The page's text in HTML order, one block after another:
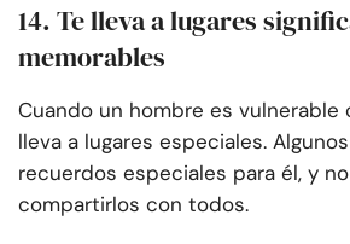
14. Te lleva a lugares
memorables
Cuando un hombre es vulnerable
lleva a lugares especiales.
recuerdos especiales para él, y
compartirlos con todos.